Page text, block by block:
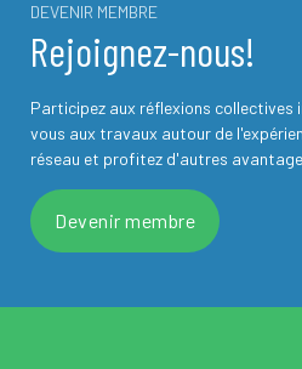
DEVENIR MEMBRE
Rejoignez-nous!
Participez aux réflexions collectives
vous aux travaux autour de
réseau et profitez d'autres
Devenir membre